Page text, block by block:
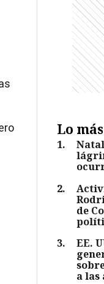
Lo
1.
2.
de
3.
EE.
a las